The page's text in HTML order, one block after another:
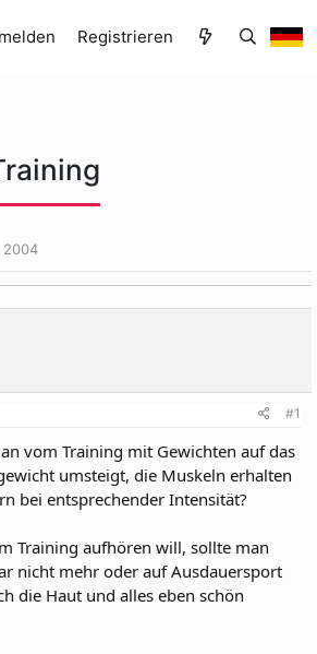
Registrieren
2004
#1
vom Training mit Gewichten auf das
umsteigt, die Muskeln erhalten
bei entsprechender Intensität?
Training aufhören will, sollte man
nicht mehr oder auf Ausdauersport
die Haut und alles eben schön